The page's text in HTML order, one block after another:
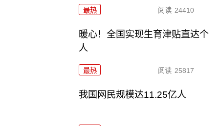
最热 阅读 24410
暖心！全国实现生育津贴直达个
人
最热 阅读 25817
我国网民规模达11.25亿人